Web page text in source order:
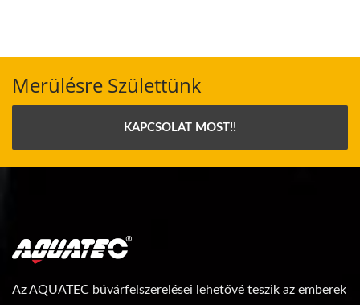
Merülésre Születtünk
KAPCSOLAT MOST!!
Az AQUATEC búvárfelszerelései lehetővé teszik az emberek